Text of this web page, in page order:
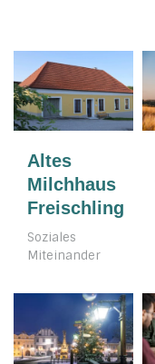
Altes
Milchhaus
Freischling
Soziales
Miteinander